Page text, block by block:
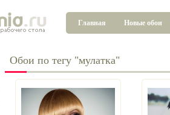
Главная Новые обои
Обои по тегу "мулатка"